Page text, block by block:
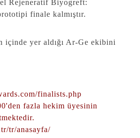
Rejeneratif Biyogreft:
finale kalmıştır.
içinde yer aldığı Ar-Ge ekibini
finalists.php
fazla hekim üyesinin
tr/anasayfa/